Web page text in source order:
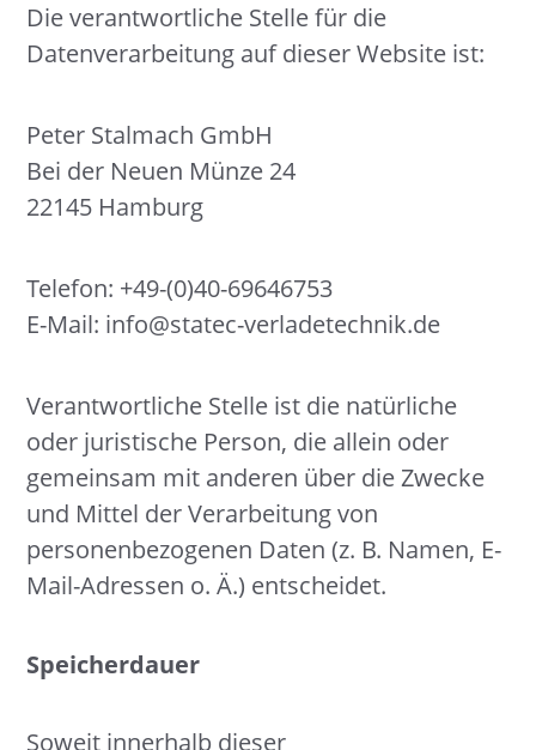
Die verantwortliche Stelle für die
Datenverarbeitung auf dieser Website ist:
Peter Stalmach GmbH
Bei der Neuen Münze 24
22145 Hamburg
Telefon: +49-(0)40-69646753
E-Mail: info@statec-verladetechnik.de
Verantwortliche Stelle ist die natürliche
oder juristische Person, die allein oder
gemeinsam mit anderen über die Zwecke
und Mittel der Verarbeitung von
personenbezogenen Daten (z. B. Namen, E-
Mail-Adressen o. Ä.) entscheidet.
Speicherdauer
Soweit innerhalb dieser